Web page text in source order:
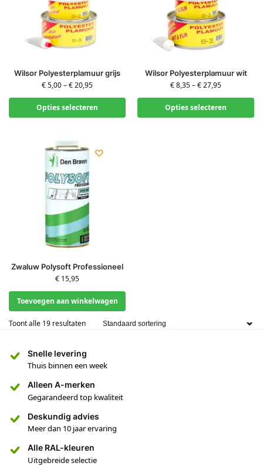
Wilsor Polyesterplamuur grijs
€5,00–€20,95
Opties selecteren
Wilsor Polyesterplamuur wit
€8,35–€27,95
Opties selecteren
Zwaluw Polysoft Professioneel
€ 15,95
Toevoegen aan winkelwagen
Toont alle 19 resultaten
Snelle levering
Thuis binnen een week
Alleen A-merken
Gegarandeerd top kwaliteit
Deskundig advies
Meer dan 10 jaar ervaring
Alle RAL-kleuren
Uitgebreide selectie